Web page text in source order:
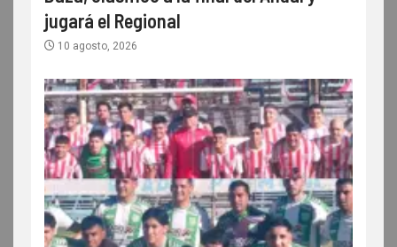
jugará el Regional
10 agosto, 2026